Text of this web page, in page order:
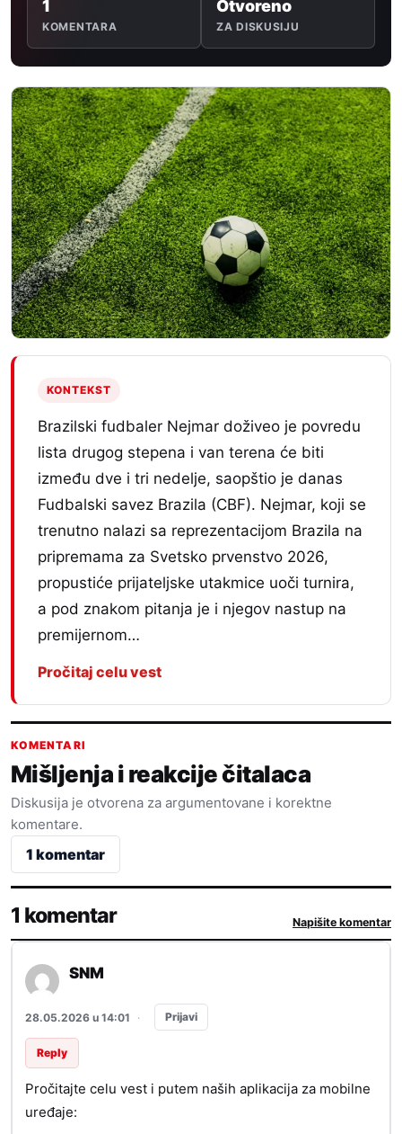
1
KOMENTARA
Otvoreno
ZA DISKUSIJU
KONTEKST
Brazilski fudbaler Nejmar doživeo je povredu
lista drugog stepena i van terena će biti
između dve i tri nedelje, saopštio je danas
Fudbalski savez Brazila (CBF). Nejmar, koji se
trenutno nalazi sa reprezentacijom Brazila na
pripremama za Svetsko prvenstvo 2026,
propustiće prijateljske utakmice uoči turnira,
a pod znakom pitanja je i njegov nastup na
premijernom…
Pročitaj celu vest
KOMENTARI
Mišljenja i reakcije čitalaca
Diskusija je otvorena za argumentovane i korektne
komentare.
1 komentar
1 komentar Napišite komentar
SNM
28.05.2026 u 14:01 · Prijavi
Reply
Pročitajte celu vest i putem naših aplikacija za mobilne
uređaje: